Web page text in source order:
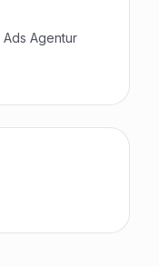
Agentur